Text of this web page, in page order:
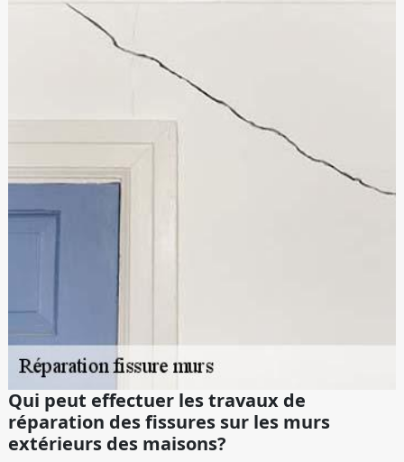
Qui peut effectuer les travaux de
réparation des fissures sur les murs
extérieurs des maisons?